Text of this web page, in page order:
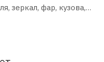
зеркал, фар, кузова,
наружных элементов